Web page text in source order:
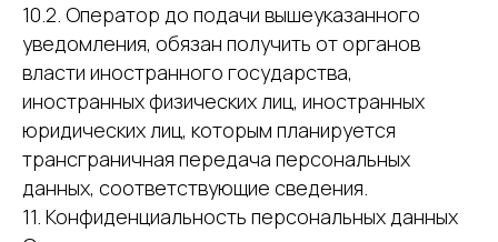
10.2. Оператор до подачи вышеуказанного
уведомления, обязан получить от органов
власти иностранного государства,
иностранных физических лиц, иностранных
юридических лиц, которым планируется
трансграничная передача персональных
данных, соответствующие сведения.
11. Конфиденциальность персональных данных